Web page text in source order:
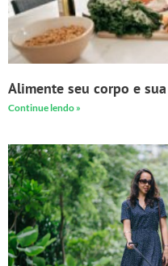
Alimente seu corpo e
Continue lendo »